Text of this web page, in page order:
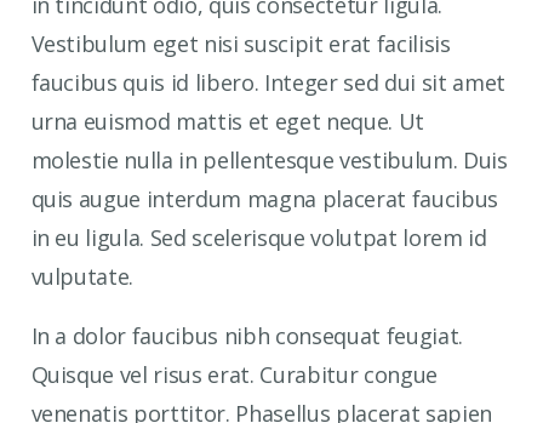
Vestibulum eget nisi suscipit erat facilisis
faucibus quis id libero. Integer sed dui sit amet
urna euismod mattis et eget neque. Ut
molestie nulla in pellentesque vestibulum. Duis
quis augue interdum magna placerat faucibus
in eu ligula. Sed scelerisque volutpat lorem id
vulputate.
In a dolor faucibus nibh consequat feugiat.
Quisque vel risus erat. Curabitur congue
venenatis porttitor. Phasellus placerat sapien